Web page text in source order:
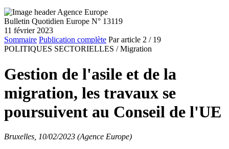
Bulletin Quotidien Europe N° 13119
11 février 2023
Sommaire Publication complète Par article 2 / 19
POLITIQUES SECTORIELLES / Migration
Gestion de l'asile et de la
migration, les travaux se
poursuivent au Conseil de l'UE
Bruxelles, 10/02/2023 (Agence Europe)